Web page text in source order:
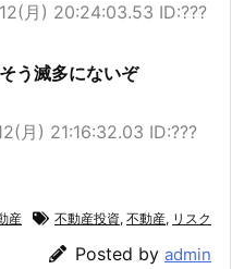
月) 20:24:03.53 ID:???
う滅多にないぞ
月) 21:16:32.03 ID:???
産 不動産投資, 不動産, リスク
Posted by admin